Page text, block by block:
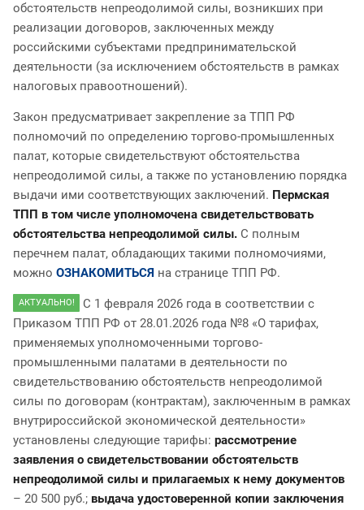
обстоятельств непреодолимой силы, возникших при
реализации договоров, заключенных между
российскими субъектами предпринимательской
деятельности (за исключением обстоятельств в рамках
налоговых правоотношений).
Закон предусматривает закрепление за ТПП РФ
полномочий по определению торгово-промышленных
палат, которые свидетельствуют обстоятельства
непреодолимой силы, а также по установлению порядка
выдачи ими соответствующих заключений. Пермская
ТПП в том числе уполномочена свидетельствовать
обстоятельства непреодолимой силы. С полным
перечнем палат, обладающих такими полномочиями,
можно ОЗНАКОМИТЬСЯ на странице ТПП РФ.
АКТУАЛЬНО!
С 1 февраля 2026 года в соответствии с
Приказом ТПП РФ от 28.01.2026 года №8 «О тарифах,
применяемых уполномоченными торгово-
промышленными палатами в деятельности по
свидетельствованию обстоятельств непреодолимой
силы по договорам (контрактам), заключенным в рамках
внутрироссийской экономической деятельности»
установлены следующие тарифы: рассмотрение
заявления о свидетельствовании обстоятельств
непреодолимой силы и прилагаемых к нему документов
– 20 500 руб.; выдача удостоверенной копии заключения